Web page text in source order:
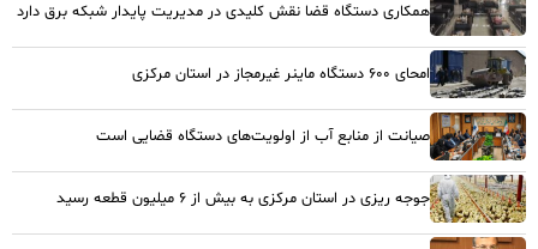
همکاری دستگاه قضا نقش کلیدی در مدیریت پایدار شبکه برق دارد
امحای ۶۰۰ دستگاه ماینر غیرمجاز در استان مرکزی
صیانت از منابع آب از اولویت‌های دستگاه قضایی است
جوجه ریزی در استان مرکزی به بیش از ۶ میلیون قطعه رسید